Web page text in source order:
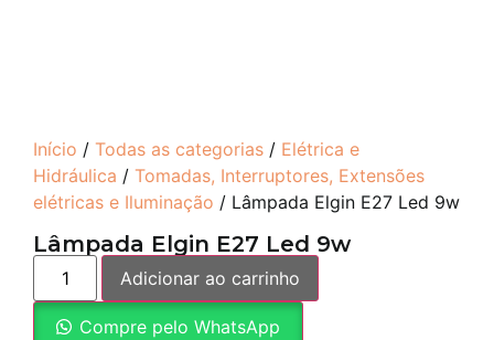
Início / Todas as categorias / Elétrica e
Hidráulica / Tomadas, Interruptores, Extensões
elétricas e Iluminação / Lâmpada Elgin E27 Led 9w
Lâmpada Elgin E27 Led 9w
Adicionar ao carrinho
Compre pelo WhatsApp